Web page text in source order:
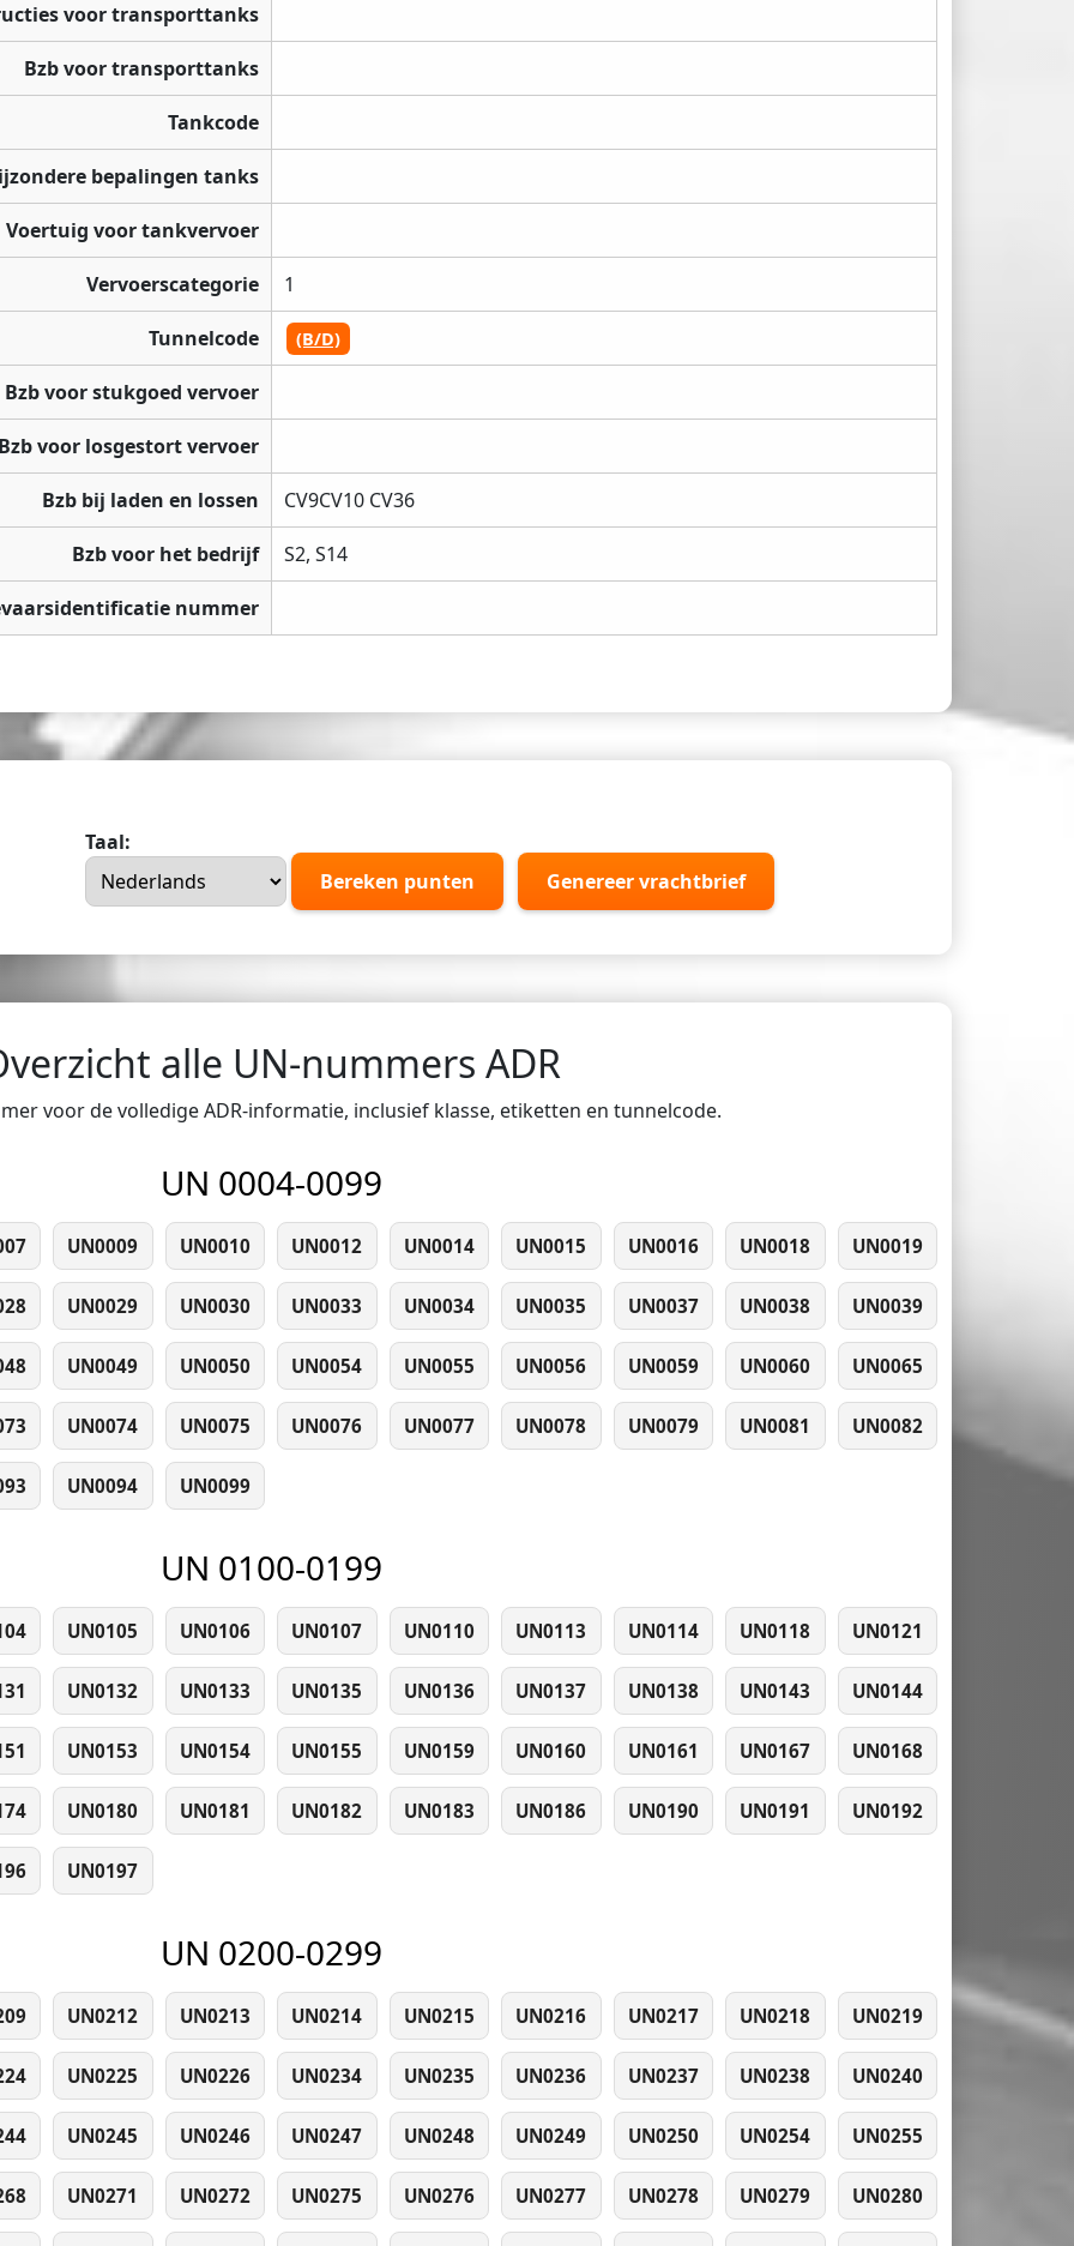
voor transporttanks
Bzb voor transporttanks
Tankcode
bepalingen tanks
Voertuig voor tankvervoer
Vervoerscategorie 1
Tunnelcode (B/D)
Bzb voor stukgoed vervoer
voor losgestort vervoer
Bzb bij laden en lossen CV9CV10 CV36
Bzb voor het bedrijf S2, S14
nummer
Taal:
Bereken punten
Genereer vrachtbrief
alle UN-nummers ADR
voor de volledige ADR-informatie, inclusief klasse, etiketten en tunnelcode.
UN 0004-0099
UN0009 UN0010 UN0012 UN0014 UN0015 UN0016 UN0018 UN0019
UN0029 UN0030 UN0033 UN0034 UN0035 UN0037 UN0038 UN0039
UN0049 UN0050 UN0054 UN0055 UN0056 UN0059 UN0060 UN0065
UN0074 UN0075 UN0076 UN0077 UN0078 UN0079 UN0081 UN0082
UN0094 UN0099
UN 0100-0199
UN0105 UN0106 UN0107 UN0110 UN0113 UN0114 UN0118 UN0121
UN0132 UN0133 UN0135 UN0136 UN0137 UN0138 UN0143 UN0144
UN0153 UN0154 UN0155 UN0159 UN0160 UN0161 UN0167 UN0168
UN0180 UN0181 UN0182 UN0183 UN0186 UN0190 UN0191 UN0192
UN0197
UN 0200-0299
UN0212 UN0213 UN0214 UN0215 UN0216 UN0217 UN0218 UN0219
UN0225 UN0226 UN0234 UN0235 UN0236 UN0237 UN0238 UN0240
UN0245 UN0246 UN0247 UN0248 UN0249 UN0250 UN0254 UN0255
UN0271 UN0272 UN0275 UN0276 UN0277 UN0278 UN0279 UN0280